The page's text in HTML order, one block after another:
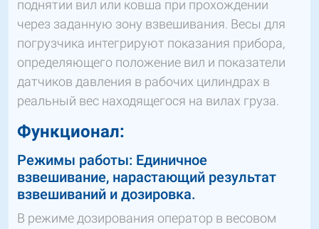
поднятии вил или ковша при прохождении
через заданную зону взвешивания. Весы для
погрузчика интегрируют показания прибора,
определяющего положение вил и показатели
датчиков давления в рабочих цилиндрах в
реальный вес находящегося на вилах груза.
Функционал:
Режимы работы: Единичное
взвешивание, нарастающий результат
взвешиваний и дозировка.
В режиме дозирования оператор в весовом